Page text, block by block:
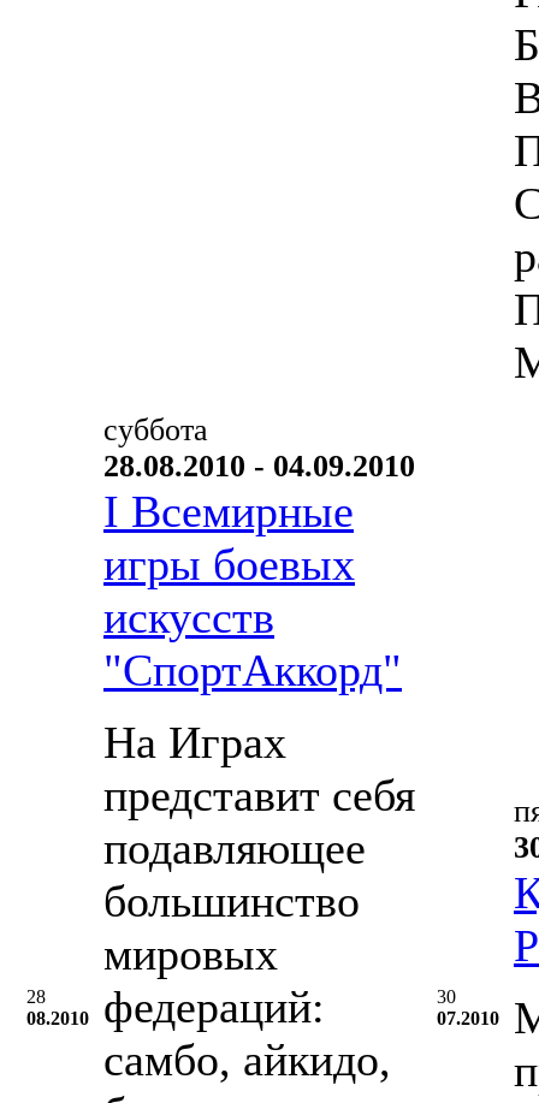
28
08.2010
суббота
28.08.2010 - 04.09.2010
I Всемирные
игры боевых
искусств
"СпортАккорд"
На Играх
представит себя
подавляющее
большинство
мировых
федераций:
самбо, айкидо,
30
07.2010